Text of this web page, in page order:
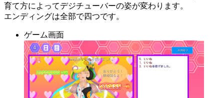
育て方によってデジチューバーの姿が変わります。
エンディングは全部で四つです。
ゲーム画面